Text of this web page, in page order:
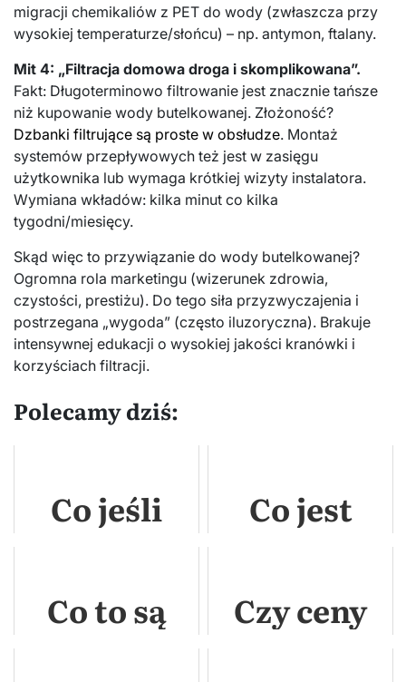
migracji chemikaliów z PET do wody (zwłaszcza przy
wysokiej temperaturze/słońcu) – np. antymon, ftalany.
Mit 4: „Filtracja domowa droga i skomplikowana”.
Fakt: Długoterminowo filtrowanie jest znacznie tańsze
niż kupowanie wody butelkowanej. Złożoność?
Dzbanki filtrujące są proste w obsłudze. Montaż
systemów przepływowych też jest w zasięgu
użytkownika lub wymaga krótkiej wizyty instalatora.
Wymiana wkładów: kilka minut co kilka
tygodni/miesięcy.
Skąd więc to przywiązanie do wody butelkowanej?
Ogromna rola marketingu (wizerunek zdrowia,
czystości, prestiżu). Do tego siła przyzwyczajenia i
postrzegana „wygoda” (często iluzoryczna). Brakuje
intensywnej edukacji o wysokiej jakości kranówki i
korzyściach filtracji.
Polecamy dziś:
Co jeśli
30
transakcji?
Co jest
do
sprzedaży
Co to są
Czy ceny